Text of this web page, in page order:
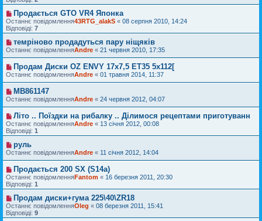
Продається GTO VR4 Японка
Останнє повідомлення43RTG_alakS « 08 серпня 2010, 14:24
Відповіді: 7
темріново продадуться пару ніщяків
Останнє повідомленняAndre « 21 червня 2010, 17:35
Продам Диски OZ ENVY 17x7,5 ET35 5x112[
Останнє повідомленняAndre « 01 травня 2014, 11:37
MB861147
Останнє повідомленняAndre « 24 червня 2012, 04:07
Літо .. Поїздки на рибалку .. Ділимося рецептами приготуванн
Останнє повідомленняAndre « 13 січня 2012, 00:08
Відповіді: 1
руль
Останнє повідомленняAndre « 11 січня 2012, 14:04
Продається 200 SX (S14a)
Останнє повідомленняFantom « 16 березня 2011, 20:30
Відповіді: 1
Продам диски+гума 225\40\ZR18
Останнє повідомленняOleg « 08 березня 2011, 15:41
Відповіді: 9